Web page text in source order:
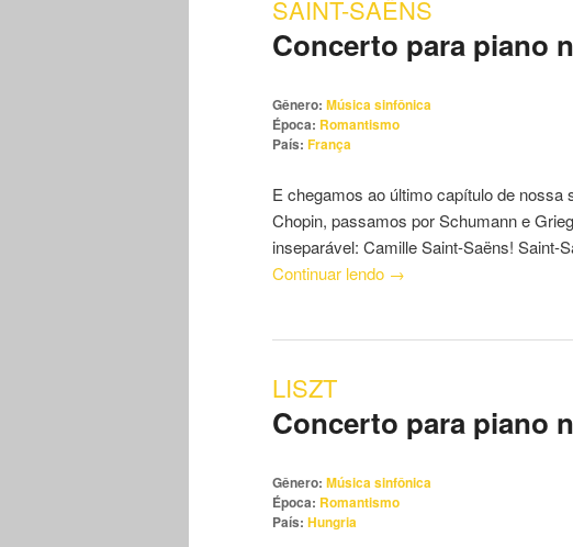
conteúdo
principal
conteúdo
secundário
SAINT-SAËNS
Concerto para piano
Gênero: Música sinfônica
Época: Romantismo
País: França
E chegamos ao último capítulo de
Chopin, passamos por Schumann e
inseparável: Camille Saint-Saëns! Saint-
Continuar lendo →
LISZT
Concerto para piano
Gênero: Música sinfônica
Época: Romantismo
País: Hungria